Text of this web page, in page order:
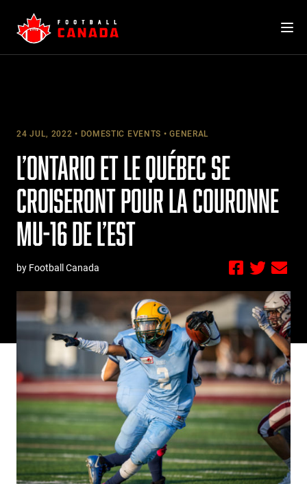
content
24 JUL, 2022 DOMESTIC EVENTS GENERAL
L’ONTARIO ET LE QUÉBEC SE
CROISERONT POUR LA COURONNE
MU-16 DE L’EST
by Football Canada